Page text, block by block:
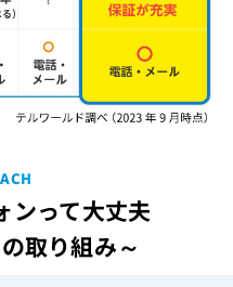
ンって大丈夫
取り組み～